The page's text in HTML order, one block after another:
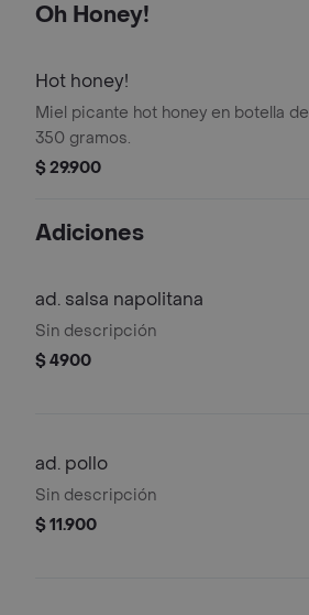
Oh Honey!
Hot honey!
Miel picante hot honey en botella de
350 gramos.
$ 29.900
Adiciones
ad. salsa napolitana
Sin descripción
$ 4900
ad. pollo
Sin descripción
$ 11.900